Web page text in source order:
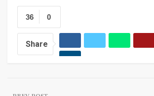
0
36
Share